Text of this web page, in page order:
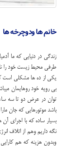
خانم ها ودوچرخه ها
زندگی در دنیایی که ما
طرفی محیط زیست خود را
یکی از ده ها مشکلی است
بی رویه خود روهایمان
توان در عرض دو تا سه
باشد موتورهایی که جان
بسیار ساده که با اجرای
نگه داریم وهم از اتلاف
وبدون هزینه که هم کارایی